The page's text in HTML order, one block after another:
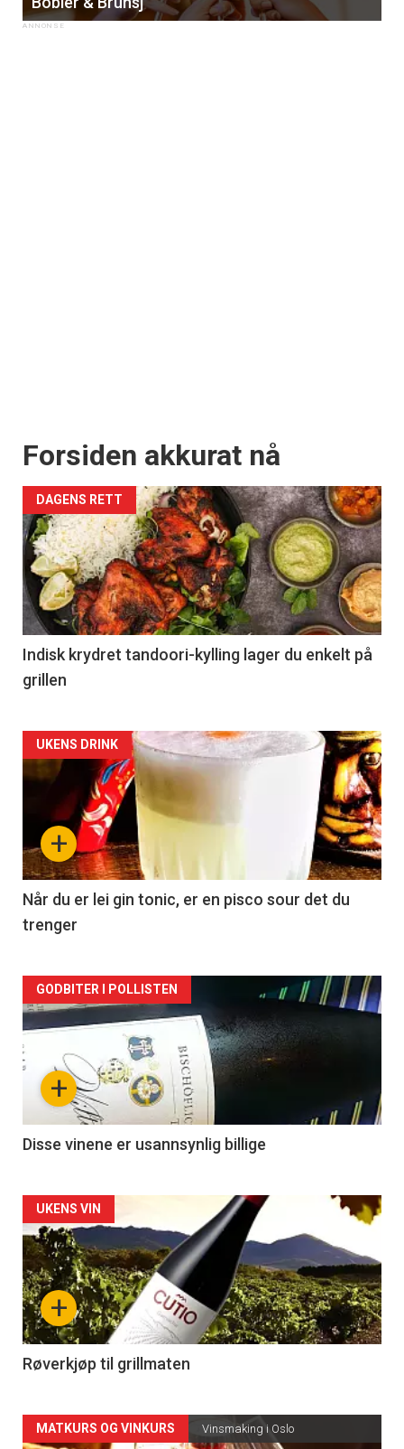
Forsiden akkurat nå
DAGENS RETT
Indisk krydret tandoori-kylling lager du enkelt på
grillen
Forsiden
akkurat
nå
-
2
+
UKENS DRINK
Når du er lei gin tonic, er en pisco sour det du
trenger
Forsiden
akkurat
nå
3
+
GODBITER I POLLISTEN
Disse vinene er usannsynlig billige
Forsiden
akkurat
nå
-
4
+
UKENS VIN
Røverkjøp til grillmaten
Forsiden
MATKURS OG VINKURS Vinsmaking i Oslo